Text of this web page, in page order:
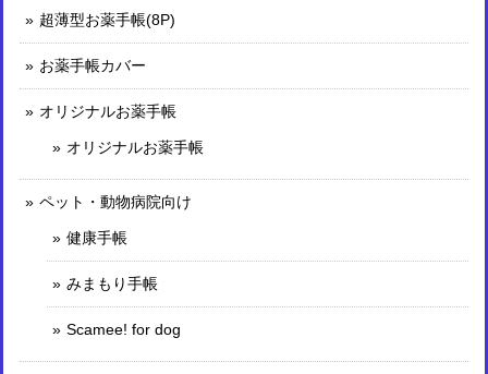
超薄型お薬手帳(8P)
お薬手帳カバー
オリジナルお薬手帳
オリジナルお薬手帳
ペット・動物病院向け
健康手帳
みまもり手帳
Scamee! for dog